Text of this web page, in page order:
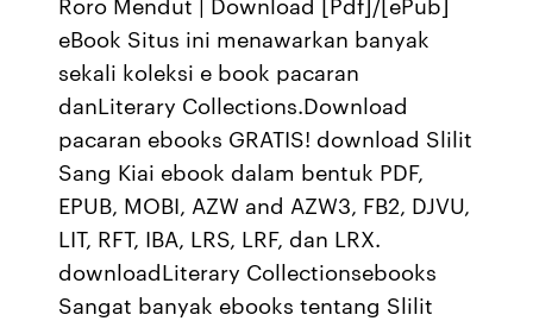
eBook Situs ini menawarkan banyak
sekali koleksi e book pacaran
danLiterary Collections.Download
pacaran ebooks GRATIS! download Slilit
Sang Kiai ebook dalam bentuk PDF,
EPUB, MOBI, AZW and AZW3, FB2, DJVU,
LIT, RFT, IBA, LRS, LRF, dan LRX.
downloadLiterary Collectionsebooks
Sangat banyak ebooks tentang Slilit